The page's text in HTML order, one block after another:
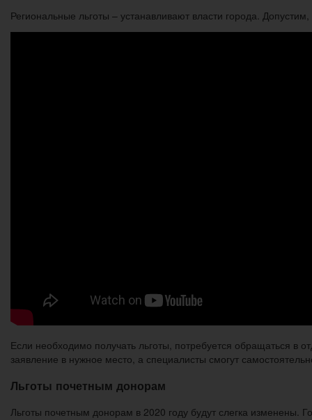
Региональные льготы – устанавливают власти города.
Если необходимо получать льготы, потребуется обращаться в
заявление в нужное место, а специалисты смогут
Льготы почетным донорам
Льготы почетным донорам в 2020 году будут слегка изменены.